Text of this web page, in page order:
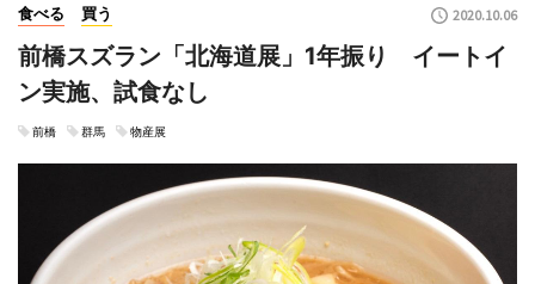
食べる 買う 2020.10.06
前橋スズラン「北海道展」1年振り イートイ
ン実施、試食なし
前橋 群馬 物産展